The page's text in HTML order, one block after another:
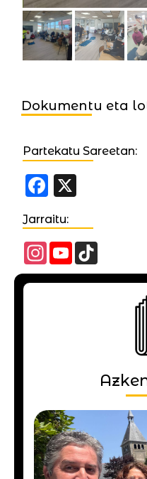
Dokumentu eta
Partekatu Sareetan:
Facebook
Jarraitu:
Instagram
YouTube
Channel